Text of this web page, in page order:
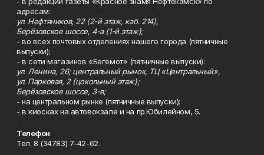
адресам:
ул. Нефтяников, 22 (2-й этаж, каб. 214),
Берёзовское шоссе, 4-а (1-й этаж);
- во всех почтовых отделениях нашего города (пятничные
выпуски);
- в сети магазинов «Бегемот» (пятничные выпуски):
ул. Ленина, 26; центральный рынок, ТЦ «Центральный»,
ул. Парковая, 2 (цокольный этаж);
Берёзовское шоссе, 3-в;
- на центральном рынке (пятничные выпуски);
- в киосках на автовокзале и на пр.Юбилейном, 5.
Телефон
Тел. 8 (34783) 7-42-62.